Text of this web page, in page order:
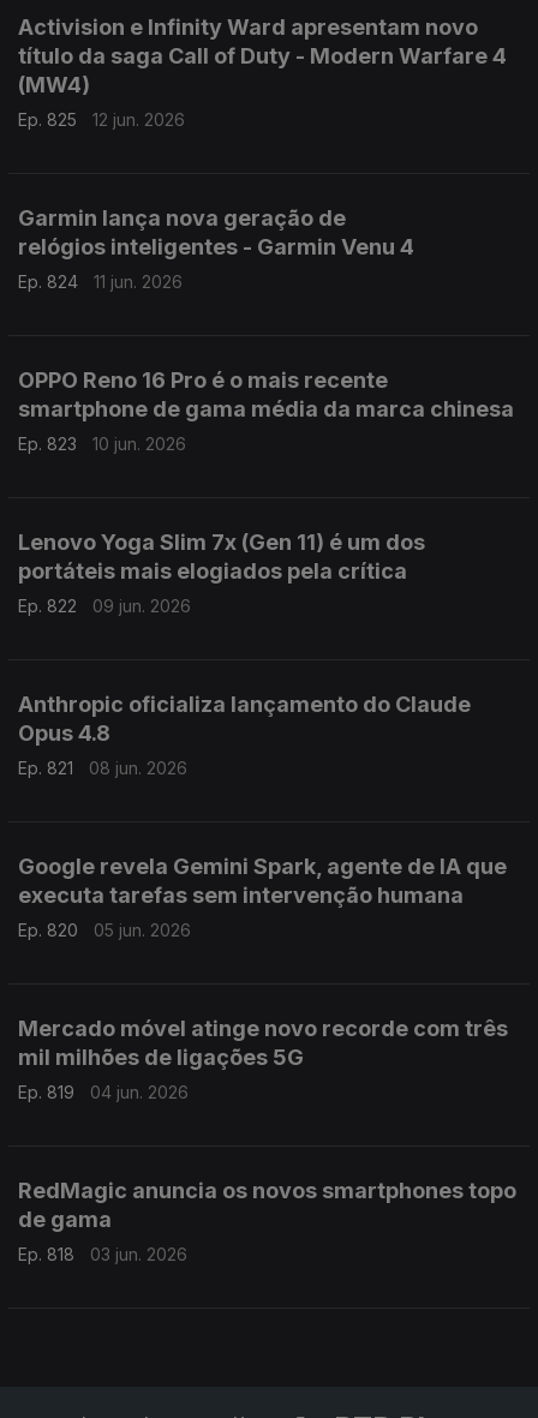
Activision e Infinity Ward apresentam novo
título da saga Call of Duty - Modern Warfare 4
(MW4)
Ep. 825 12 jun. 2026
Garmin lança nova geração de
relógios inteligentes - Garmin Venu 4
Ep. 824 11 jun. 2026
OPPO Reno 16 Pro é o mais recente
smartphone de gama média da marca chinesa
Ep. 823 10 jun. 2026
Lenovo Yoga Slim 7x (Gen 11) é um dos
portáteis mais elogiados pela crítica
Ep. 822 09 jun. 2026
Anthropic oficializa lançamento do Claude
Opus 4.8
Ep. 821 08 jun. 2026
Google revela Gemini Spark, agente de IA que
executa tarefas sem intervenção humana
Ep. 820 05 jun. 2026
Mercado móvel atinge novo recorde com três
mil milhões de ligações 5G
Ep. 819 04 jun. 2026
RedMagic anuncia os novos smartphones topo
de gama
Ep. 818 03 jun. 2026